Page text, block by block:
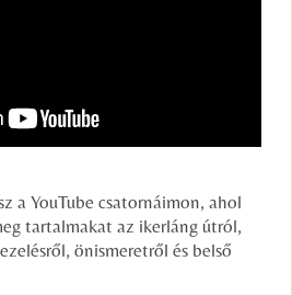
a YouTube csatornáimon, ahol
tartalmakat az ikerláng útról,
önismeretről és belső